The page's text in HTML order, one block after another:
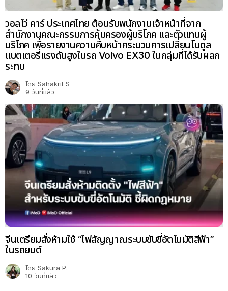
วอลโว่ คาร์ ประเทศไทย ต้อนรับพนักงานเจ้าหน้าที่จาก
สำนักงานคณะกรรมการคุ้มครองผู้บริโภค และตัวแทนผู้
บริโภค เพื่อรายงานความคืบหน้ากระบวนการเปลี่ยนโมดูล
แบตเตอรี่แรงดันสูงในรถ Volvo EX30 ในกลุ่มที่ได้รับผลก
ระทบ
โดย Sahakrit S
9 วันที่แล้ว
จีนเตรียมสั่งห้ามใช้ “ไฟสัญญาณระบบขับขี่อัตโนมัติสีฟ้า”
ในรถยนต์
โดย Sakura P.
10 วันที่แล้ว